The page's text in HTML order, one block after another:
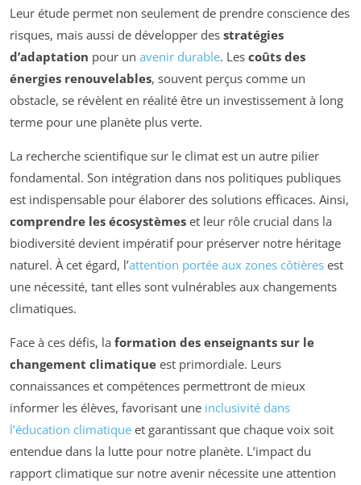
Leur étude permet non seulement de prendre conscience des
risques, mais aussi de développer des stratégies
d’adaptation pour un avenir durable. Les coûts des
énergies renouvelables, souvent perçus comme un
obstacle, se révèlent en réalité être un investissement à long
terme pour une planète plus verte.
La recherche scientifique sur le climat est un autre pilier
fondamental. Son intégration dans nos politiques publiques
est indispensable pour élaborer des solutions efficaces. Ainsi,
comprendre les écosystèmes et leur rôle crucial dans la
biodiversité devient impératif pour préserver notre héritage
naturel. À cet égard, l’attention portée aux zones côtières est
une nécessité, tant elles sont vulnérables aux changements
climatiques.
Face à ces défis, la formation des enseignants sur le
changement climatique est primordiale. Leurs
connaissances et compétences permettront de mieux
informer les élèves, favorisant une inclusivité dans
l’éducation climatique et garantissant que chaque voix soit
entendue dans la lutte pour notre planète. L’impact du
rapport climatique sur notre avenir nécessite une attention